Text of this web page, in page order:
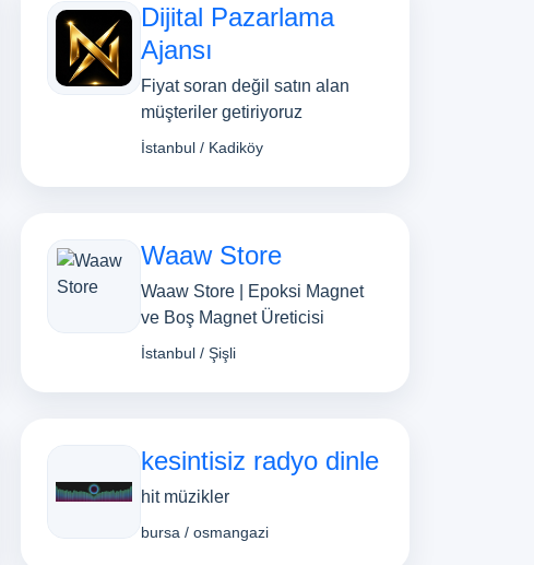
Dijital Pazarlama
Ajansı
Fiyat soran değil satın alan
müşteriler getiriyoruz
İstanbul / Kadiköy
Waaw Store
Waaw Store | Epoksi Magnet
ve Boş Magnet Üreticisi
İstanbul / Şişli
kesintisiz radyo dinle
hit müzikler
bursa / osmangazi